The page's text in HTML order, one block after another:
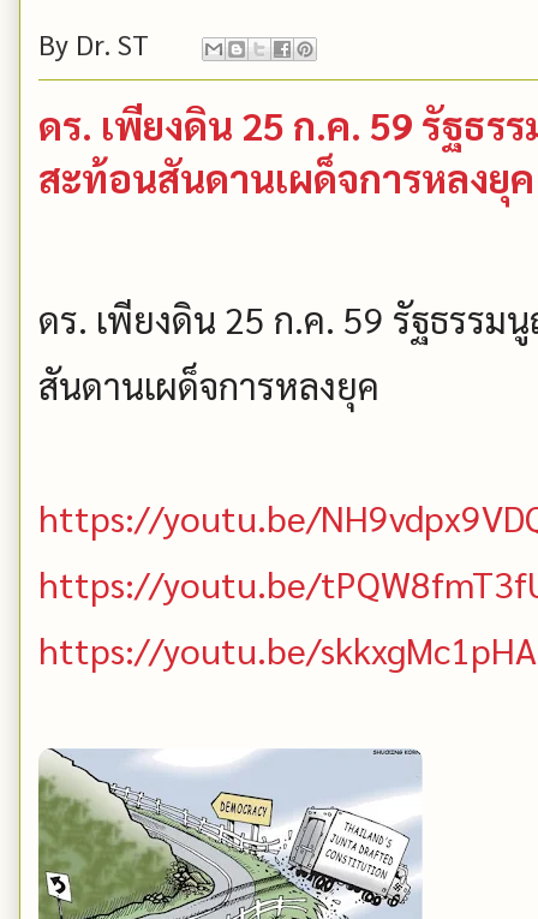
By Dr. ST
ดร. เพียงดิน 25 ก.ค. 59 รัฐธ
สะท้อนสันดานเผด็จการหลงยุ
ดร. เพียงดิน 25 ก.ค. 59 รัฐธรร
สันดานเผด็จการหลงยุค
https://youtu.be/
https://youtu.be/
https://youtu.be/skkxgMc1pHA